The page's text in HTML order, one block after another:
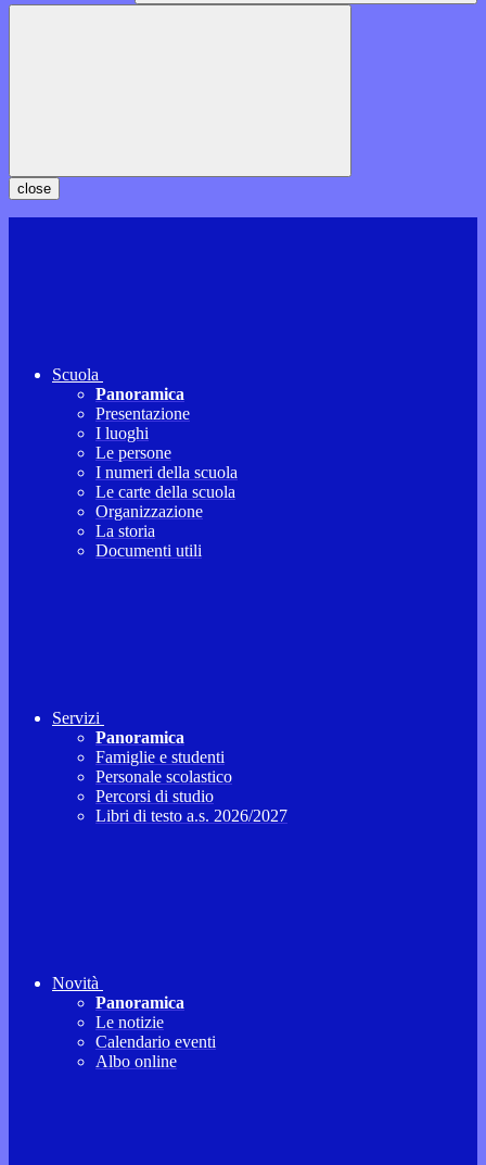
close
Scuola
Panoramica
Presentazione
I luoghi
Le persone
I numeri della scuola
Le carte della scuola
Organizzazione
La storia
Documenti utili
Servizi
Panoramica
Famiglie e studenti
Personale scolastico
Percorsi di studio
Libri di testo a.s. 2026/2027
Novità
Panoramica
Le notizie
Calendario eventi
Albo online